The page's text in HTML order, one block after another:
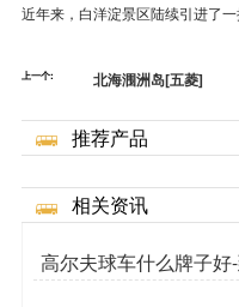
近年来，白洋淀景区陆续引进了一
上一个: 北海涠洲岛[五菱]
推荐产品
相关资讯
高尔夫球车什么牌子好
出国了！[五菱]